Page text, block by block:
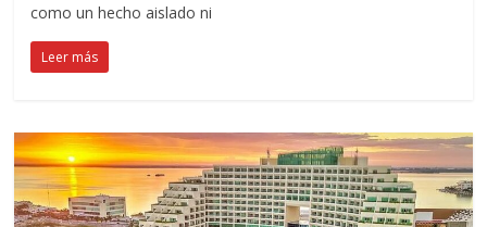
como un hecho aislado ni
Leer más